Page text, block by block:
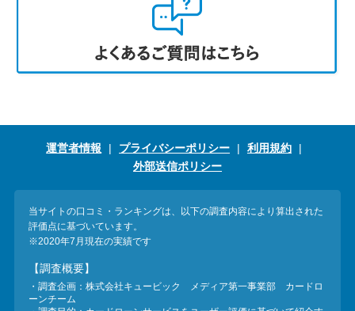
運営者情報 プライバシーポリシー
利用規約
外部送信ポリシー
当サイトの口コミ・ランキングは、以下の調査内容により算出された
評価点に基づいています。
※2020年7月現在の実績です
【調査概要】
・調査企画：株式会社キュービック メディア第一事業部 カードロ
ーンチーム